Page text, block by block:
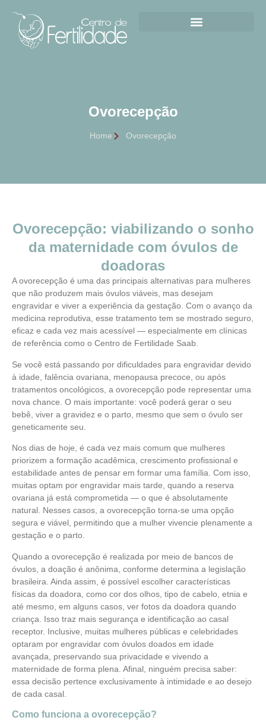
Ovorecepção
Home Ovorecepção
Ovorecepção: viabilizando o sonho
da maternidade com óvulos de
doadoras
A ovorecepção é uma das principais alternativas para mulheres
que não produzem mais óvulos viáveis, mas desejam
engravidar e viver a experiência da gestação. Com o avanço da
medicina reprodutiva, esse tratamento tem se mostrado seguro,
eficaz e cada vez mais acessível — especialmente em clínicas
de referência como o Centro de Fertilidade Saab.
Se você está passando por dificuldades para engravidar devido
à idade, falência ovariana, menopausa precoce, ou após
tratamentos oncológicos, a ovorecepção pode representar uma
nova chance. O mais importante: você poderá gerar o seu
bebê, viver a gravidez e o parto, mesmo que sem o óvulo ser
geneticamente seu.
Nos dias de hoje, é cada vez mais comum que mulheres
priorizem a formação acadêmica, crescimento profissional e
estabilidade antes de pensar em formar uma família. Com isso,
muitas optam por engravidar mais tarde, quando a reserva
ovariana já está comprometida — o que é absolutamente
natural. Nesses casos, a ovorecepção torna-se uma opção
segura e viável, permitindo que a mulher vivencie plenamente a
gestação e o parto.
Quando a ovorecepção é realizada por meio de bancos de
óvulos, a doação é anônima, conforme determina a legislação
brasileira. Ainda assim, é possível escolher características
físicas da doadora, como cor dos olhos, tipo de cabelo, etnia e
até mesmo, em alguns casos, ver fotos da doadora quando
criança. Isso traz mais segurança e identificação ao casal
receptor. Inclusive, muitas mulheres públicas e celebridades
optaram por engravidar com óvulos doados em idade
avançada, preservando sua privacidade e vivendo a
maternidade de forma plena. Afinal, ninguém precisa saber:
essa decisão pertence exclusivamente à intimidade e ao desejo
de cada casal.
Como funciona a ovorecepção?